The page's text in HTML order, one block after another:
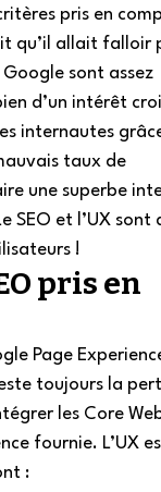
pris en
qu’il allait falloir
sont assez
d’un intérêt
internautes
taux de
une superbe
SEO et l’UX sont
!
pris en
Page
toujours la
les Core
fournie. L’UX
: